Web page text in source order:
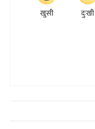
खुसी दुःखी